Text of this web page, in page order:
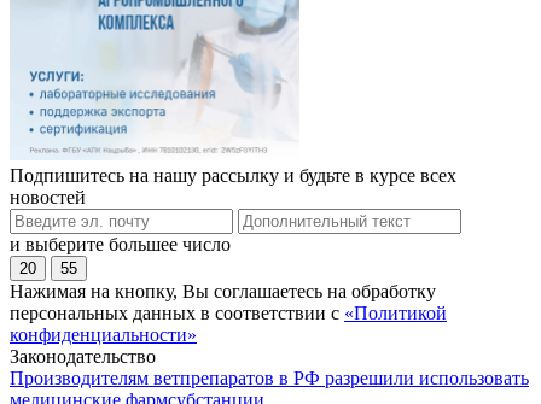
Подпишитесь на нашу рассылку и будьте в курсе всех
новостей
и выберите большее число
20 55
Нажимая на кнопку, Вы соглашаетесь на обработку
персональных данных в соответствии с «Политикой
конфиденциальности»
Законодательство
Производителям ветпрепаратов в РФ разрешили использовать
медицинские фармсубстанции